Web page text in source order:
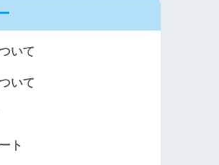
いて
いて
ト